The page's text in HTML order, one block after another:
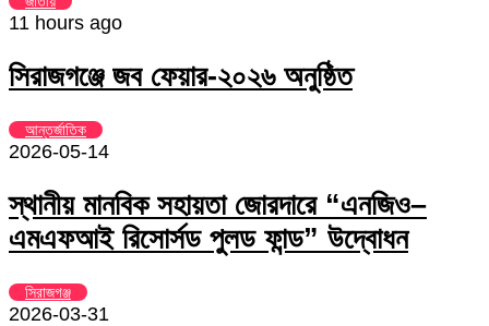
11 hours ago
সিরাজগঞ্জে জব ফেয়ার-২০২৬ অনুষ্ঠিত
আন্তর্জাতিক
2026-05-14
স্থানীয় মানবিক সহায়তা জোরদারে “এনজিও–
এমএফআই রিসোর্সড পুলড ফান্ড” উদ্বোধন
সিরাজগঞ্জ
2026-03-31